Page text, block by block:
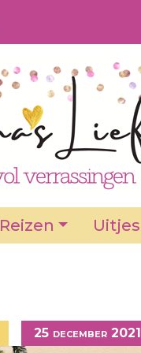
Reizen Uitjes
25 december 2021